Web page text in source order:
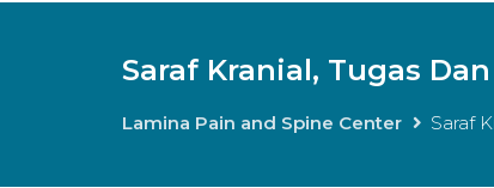
Saraf Kranial, Tugas
Lamina Pain and Spine Center Saraf